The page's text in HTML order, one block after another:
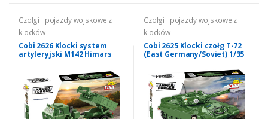
Czołgi i pojazdy wojskowe z
klocków
Cobi 2626 Klocki system
artyleryjski M142 Himars
Czołgi i pojazdy wojskowe z
klocków
Cobi 2625 Klocki czołg T-72
(East Germany/Soviet) 1/35